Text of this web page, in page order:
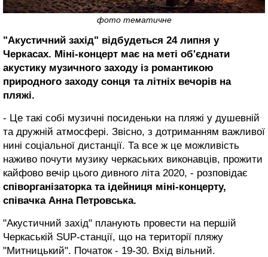
фото тематичне
"Акустичний захід" відбудеться 24 липня у
Черкасах. Міні-концерт має на меті об'єднати
акустику музичного заходу із романтикою
природного заходу сонця та літніх вечорів на
пляжі.
- Це такі собі музичні посиденьки на пляжі у душевній
та дружній атмосфері. Звісно, з дотриманням важливої
нині соціальної дистанції. Та все ж це можливість
наживо почути музику черкаських виконавців, прожити
кайфово вечір цього дивного літа 2020, - розповідає
співорганізаторка та ідейниця міні-концерту,
співачка Анна Петровська.
"Акустичний захід" планують провести на першій
Черкаській SUP-станції, що на території пляжу
"Митницький". Початок - 19-30. Вхід вільний.